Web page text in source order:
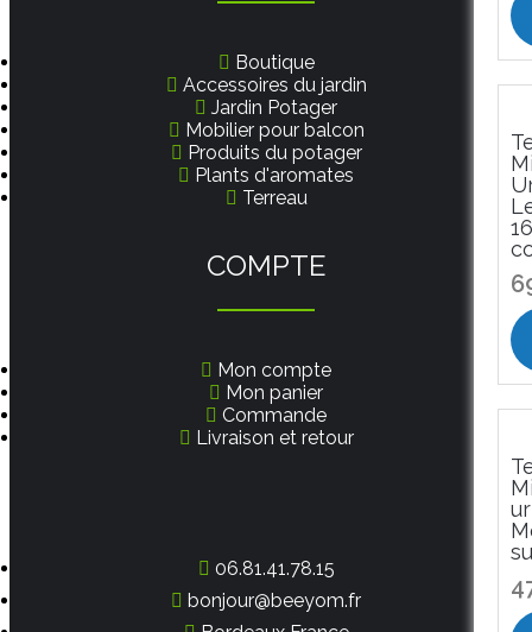
16
Boutique
Accessoires du jardin
Jardin Potager
Mobilier pour balcon
Produits du potager
Plants d'aromates
Terreau
COMPTE
Mon compte
Mon panier
Commande
Livraison et retour
06.81.41.78.15
bonjour@beeyom.fr